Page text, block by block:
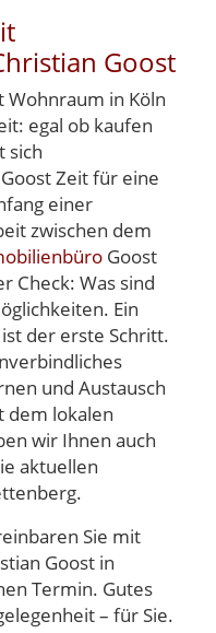
Goost
in Köln
egal ob kaufen
sich
Zeit für eine
einer
zwischen dem
Goost
Check: Was sind
Ein
ist der erste Schritt.
und Austausch
dem lokalen
wir Ihnen auch
aktuellen
Sie mit
Goost in
Termin. Gutes
– für Sie.